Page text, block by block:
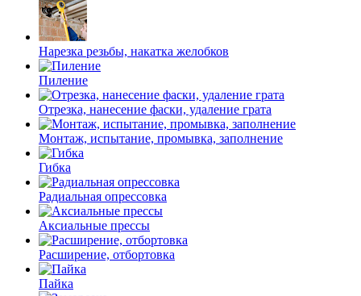
Нарезка резьбы, накатка желобков
Пиление
Отрезка, нанесение фаски, удаление грата
Монтаж, испытание, промывка, заполнение
Гибка
Радиальная опрессовка
Аксиальные прессы
Расширение, отбортовка
Пайка